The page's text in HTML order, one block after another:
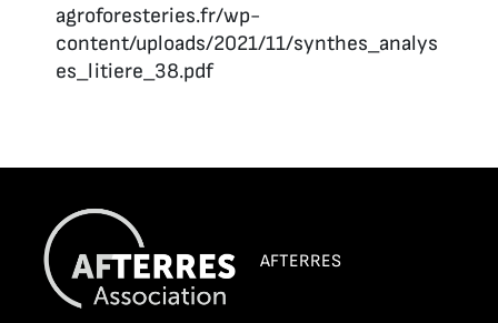
agroforesteries.fr/wp-
content/uploads/2021/11/synthes_analys
es_litiere_38.pdf
AFTERRES